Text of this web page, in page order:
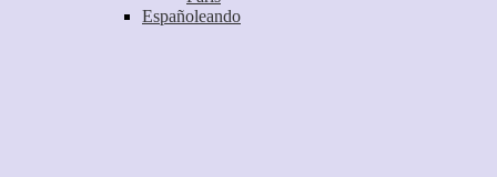
Españoleando